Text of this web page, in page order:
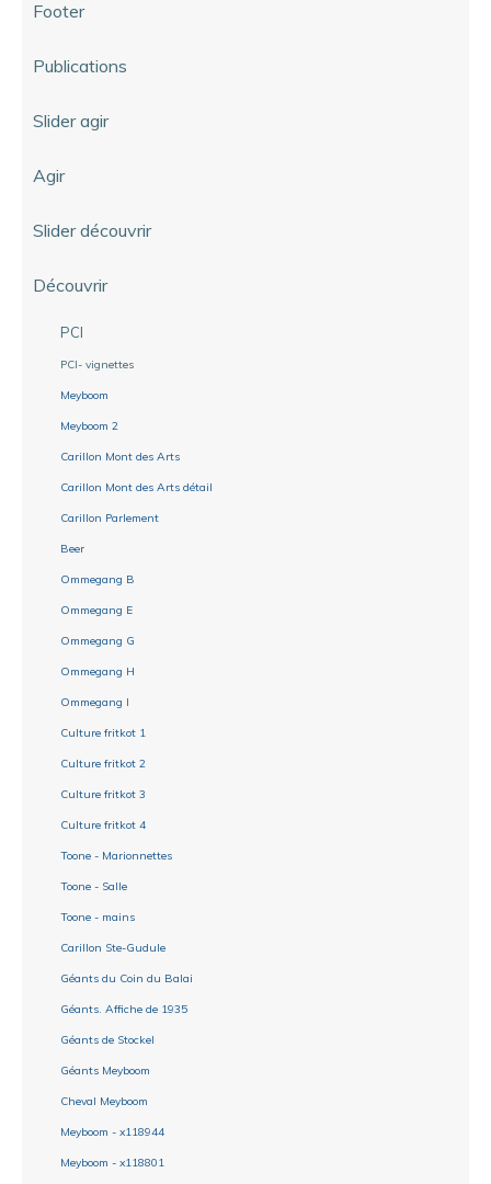
Footer
Publications
Slider agir
Agir
Slider découvrir
Découvrir
PCI
PCI- vignettes
Meyboom
Meyboom 2
Carillon Mont des Arts
Carillon Mont des Arts détail
Carillon Parlement
Beer
Ommegang B
Ommegang E
Ommegang G
Ommegang H
Ommegang I
Culture fritkot 1
Culture fritkot 2
Culture fritkot 3
Culture fritkot 4
Toone - Marionnettes
Toone - Salle
Toone - mains
Carillon Ste-Gudule
Géants du Coin du Balai
Géants. Affiche de 1935
Géants de Stockel
Géants Meyboom
Cheval Meyboom
Meyboom - x118944
Meyboom - x118801